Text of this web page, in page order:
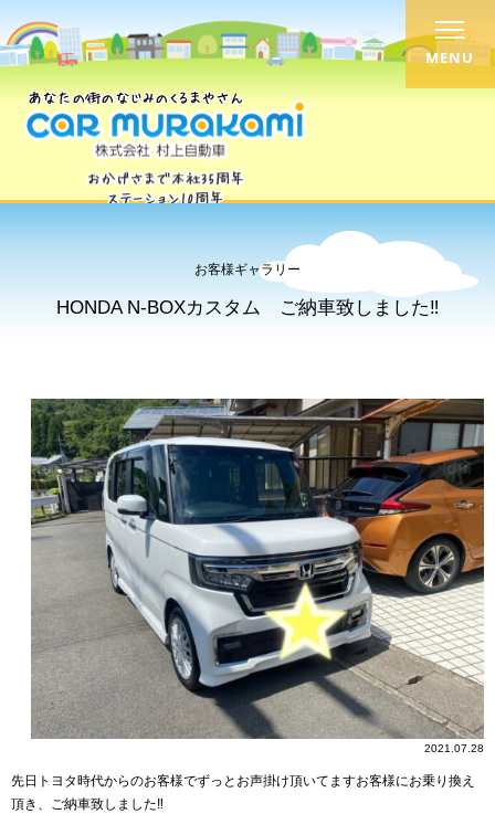
MENU
お客様ギャラリー
HONDA N-BOXカスタム ご納車致しました‼︎
2021.07.28
先日トヨタ時代からのお客様でずっとお声掛け頂いてますお客様にお乗り換え
頂き、ご納車致しました‼︎